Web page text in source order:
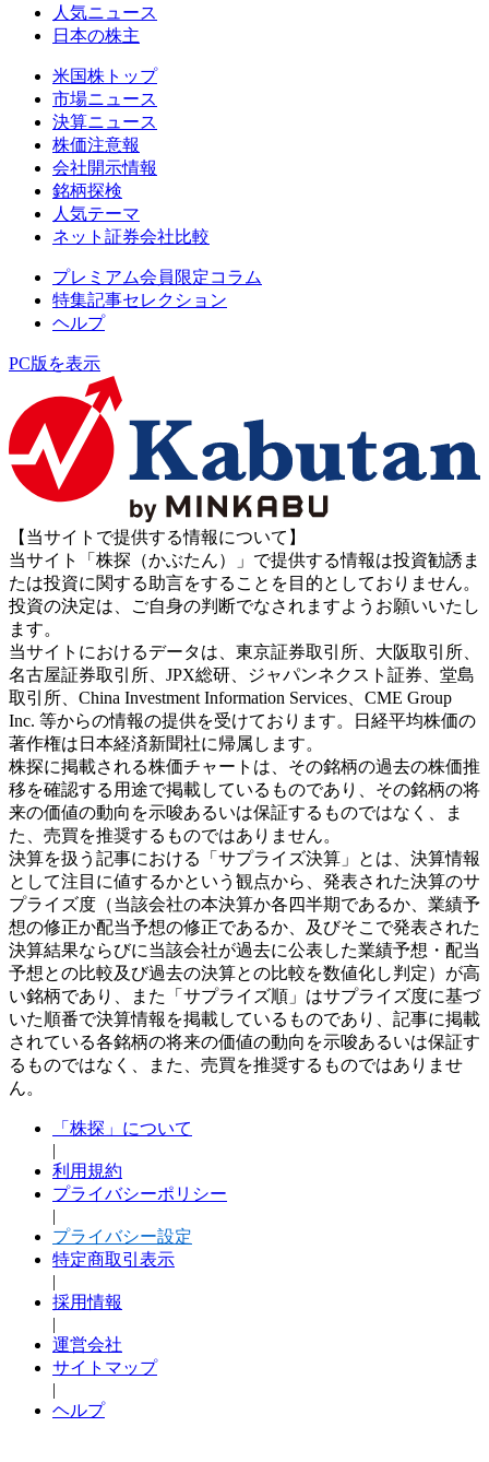
人気ニュース
日本の株主
米国株トップ
市場ニュース
決算ニュース
株価注意報
会社開示情報
銘柄探検
人気テーマ
ネット証券会社比較
プレミアム会員限定コラム
特集記事セレクション
ヘルプ
PC版を表示
【当サイトで提供する情報について】
当サイト「株探（かぶたん）」で提供する情報は投資勧誘ま
たは投資に関する助言をすることを目的としておりません。
投資の決定は、ご自身の判断でなされますようお願いいたし
ます。
当サイトにおけるデータは、東京証券取引所、大阪取引所、
名古屋証券取引所、JPX総研、ジャパンネクスト証券、堂島
取引所、China Investment Information Services、CME Group
Inc. 等からの情報の提供を受けております。日経平均株価の
著作権は日本経済新聞社に帰属します。
株探に掲載される株価チャートは、その銘柄の過去の株価推
移を確認する用途で掲載しているものであり、その銘柄の将
来の価値の動向を示唆あるいは保証するものではなく、ま
た、売買を推奨するものではありません。
決算を扱う記事における「サプライズ決算」とは、決算情報
として注目に値するかという観点から、発表された決算のサ
プライズ度（当該会社の本決算か各四半期であるか、業績予
想の修正か配当予想の修正であるか、及びそこで発表された
決算結果ならびに当該会社が過去に公表した業績予想・配当
予想との比較及び過去の決算との比較を数値化し判定）が高
い銘柄であり、また「サプライズ順」はサプライズ度に基づ
いた順番で決算情報を掲載しているものであり、記事に掲載
されている各銘柄の将来の価値の動向を示唆あるいは保証す
るものではなく、また、売買を推奨するものではありませ
ん。
「株探」について
|
利用規約
プライバシーポリシー
|
プライバシー設定
特定商取引表示
|
採用情報
|
運営会社
サイトマップ
|
ヘルプ